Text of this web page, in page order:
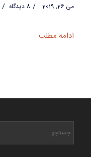
می 26, 2019 / 8 دیدگاه /
ادامه مطلب